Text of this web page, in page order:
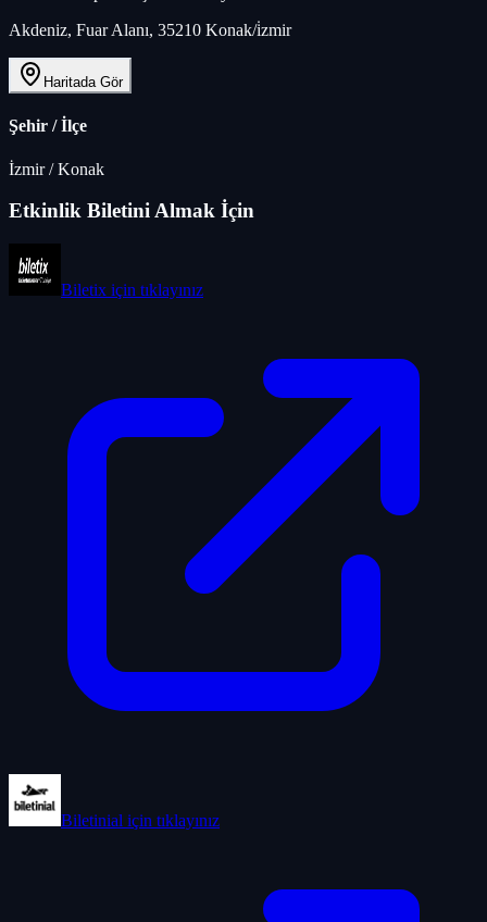
Akdeniz, Fuar Alanı, 35210 Konak/i̇zmir
Haritada Gör
Şehir / İlçe
İzmir/Konak
Etkinlik Biletini Almak İçin
Biletix için tıklayınız
Biletinial için tıklayınız